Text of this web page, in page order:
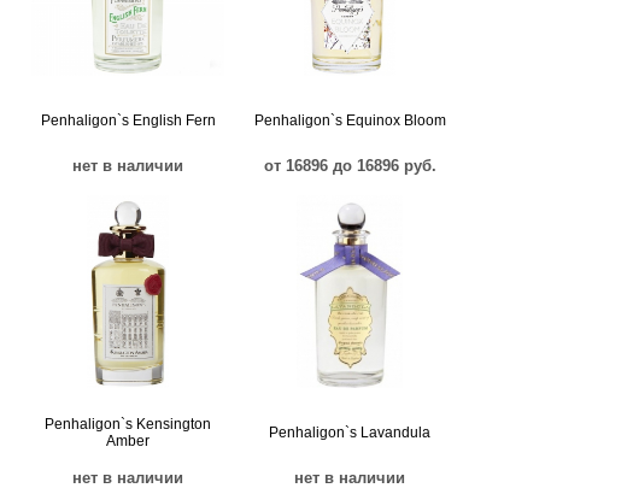
Penhaligon`s English Fern
нет в наличии
Penhaligon`s Equinox Bloom
от 16896 до 16896 руб.
Penhaligon`s Kensington
Amber
нет в наличии
Penhaligon`s Lavandula
нет в наличии